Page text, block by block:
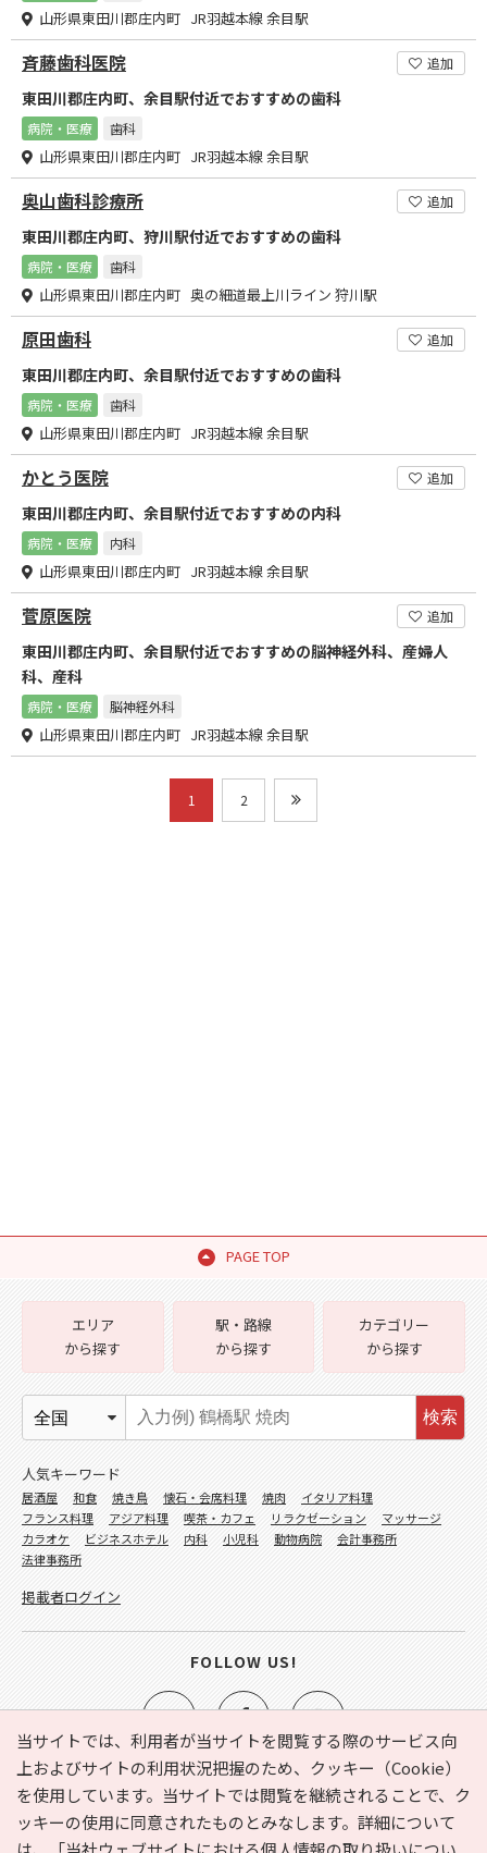
山形県東田川郡庄内町 JR羽越本線 余目駅
斉藤歯科医院 追加
東田川郡庄内町、余目駅付近でおすすめの歯科
病院・医療 歯科
山形県東田川郡庄内町 JR羽越本線 余目駅
奥山歯科診療所 追加
東田川郡庄内町、狩川駅付近でおすすめの歯科
病院・医療 歯科
山形県東田川郡庄内町 奥の細道最上川ライン 狩川駅
原田歯科 追加
東田川郡庄内町、余目駅付近でおすすめの歯科
病院・医療 歯科
山形県東田川郡庄内町 JR羽越本線 余目駅
かとう医院 追加
東田川郡庄内町、余目駅付近でおすすめの内科
病院・医療 内科
山形県東田川郡庄内町 JR羽越本線 余目駅
菅原医院 追加
東田川郡庄内町、余目駅付近でおすすめの脳神経外科、産婦人
科、産科
病院・医療 脳神経外科
山形県東田川郡庄内町 JR羽越本線 余目駅
1 2
PAGE TOP
当サイトでは、利用者が当サイトを閲覧する際のサービス向
上およびサイトの利用状況把握のため、クッキー（Cookie）
を使用しています。当サイトでは閲覧を継続されることで、ク
ッキーの使用に同意されたものとみなします。詳細について
e-NAVITA（イーナビタ）とは？ お気に入り
ヘルプ
利用規約
個人情報の取り扱いについて 運営会社
エリア
から探す
駅・路線
から探す
カテゴリー
から探す
検索
人気キーワード
居酒屋 和食 焼き鳥 懐石・会席料理 焼肉
イタリア料理
フランス料理
アジア料理 喫茶・カフェ リラクゼーション
マッサージ
カラオケ
ビジネスホテル 内科 小児科 動物病院
会計事務所
法律事務所
掲載者ログイン
FOLLOW US!